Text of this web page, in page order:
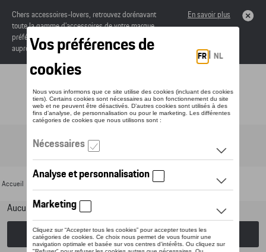
Chers accessoires-lovers, retrouvez dorénavant
toute la gamme d’accessoires de votre marque
préférée sous forme de catalogue à commander
auprès de votre concessionaire.
En savoir plus
Toggle navigation
Accueil Active Collection > Vêtements
Aucun modèle sélectionné (Tout afficher)
Choisissez un modèle